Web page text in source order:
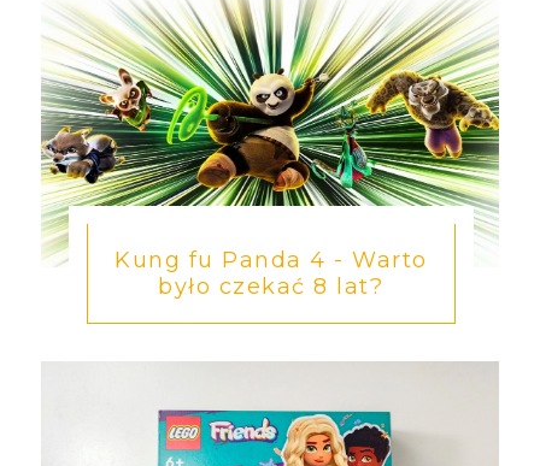
Kung fu Panda 4 - Warto
było czekać 8 lat?